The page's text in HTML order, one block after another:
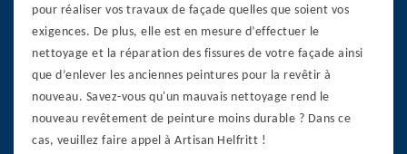
pour réaliser vos travaux de façade quelles que soient vos
exigences. De plus, elle est en mesure d’effectuer le
nettoyage et la réparation des fissures de votre façade ainsi
que d’enlever les anciennes peintures pour la revêtir à
nouveau. Savez-vous qu'un mauvais nettoyage rend le
nouveau revêtement de peinture moins durable ? Dans ce
cas, veuillez faire appel à Artisan Helfritt !